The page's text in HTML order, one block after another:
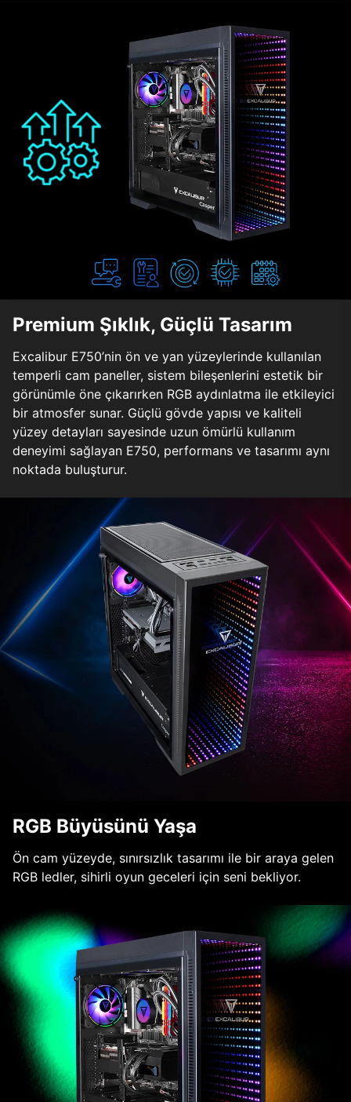
Premium Şıklık, Güçlü Tasarım
Excalibur E750’nin ön ve yan yüzeylerinde kullanılan
temperli cam paneller, sistem bileşenlerini estetik bir
görünümle öne çıkarırken RGB aydınlatma ile etkileyici
bir atmosfer sunar. Güçlü gövde yapısı ve kaliteli
yüzey detayları sayesinde uzun ömürlü kullanım
deneyimi sağlayan E750, performans ve tasarımı aynı
noktada buluşturur.
RGB Büyüsünü Yaşa
Ön cam yüzeyde, sınırsızlık tasarımı ile bir araya gelen
RGB ledler, sihirli oyun geceleri için seni bekliyor.